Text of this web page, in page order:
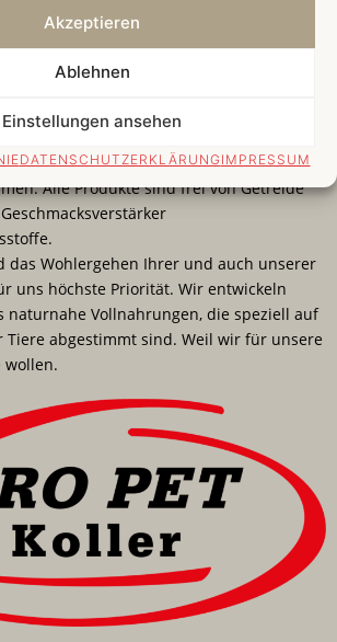
Akzeptieren
Ablehnen
Einstellungen ansehen
DATENSCHUTZERKLÄRUNG IMPRESSUM
steht für hochwertige Produkte,
innovative Entwicklung und gesunde
sich durch einen sehr hohen
Inhaltsstoffe in erstklassiger
Produkten haben wir uns die Natur
Alle Produkte sind frei von Getreide
das Wohlergehen Ihrer und auch unserer
uns höchste Priorität. Wir entwickeln
naturnahe Vollnahrungen, die speziell auf
Tiere abgestimmt sind. Weil wir für unsere
wollen.